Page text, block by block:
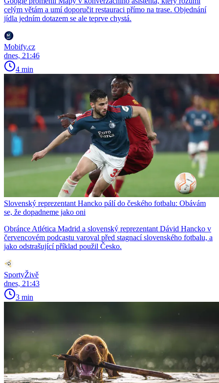
celým větám a umí doporučit restauraci přímo na trase. Objednání
jídla jedním dotazem se ale teprve chystá.
Mobify.cz
dnes, 21:46
4 min
Slovenský reprezentant Hancko pálí do českého fotbalu: Obávám
se, že dopadneme jako oni
Obránce Atlética Madrid a slovenský reprezentant Dávid Hancko v
červencovém podcastu varoval před stagnací slovenského fotbalu, a
jako odstrašující příklad použil Česko.
SportyŽivě
dnes, 21:43
3 min